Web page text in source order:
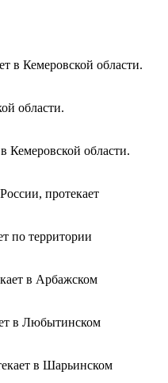
в Кемеровской области.
области.
Кемеровской области.
протекает
по территории
в Арбажском
в Любытинском
в Шарьинском